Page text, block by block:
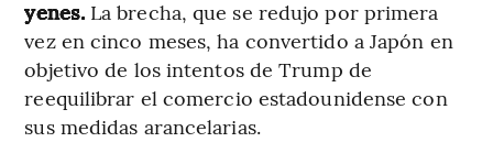
yenes.La brecha, que se redujo por primera
vez en cinco meses, ha convertido a Japón en
objetivo de los intentos de Trump de
reequilibrar el comercio estadounidense con
sus medidas arancelarias.